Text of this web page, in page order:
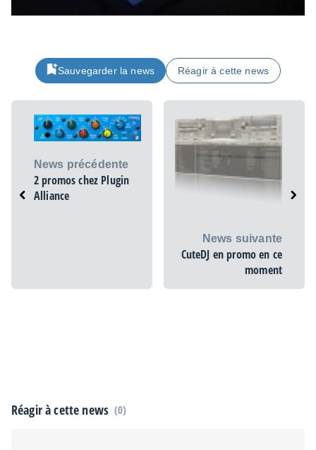
Sauvegarder la news Réagir à cette news
News précédente
2 promos chez Plugin
Alliance
News suivante
CuteDJ en promo en ce
moment
Réagir à cette news (0)